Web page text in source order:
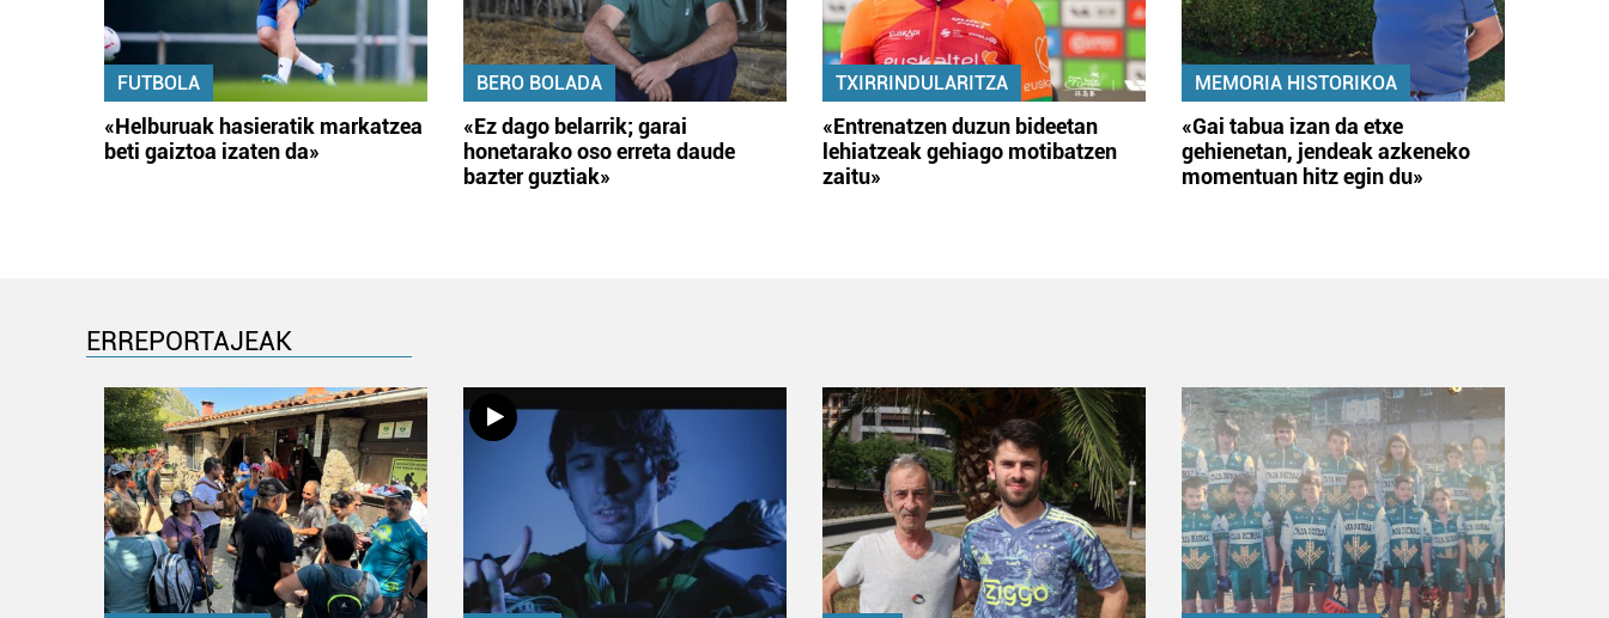
FUTBOLA
«Helburuak hasieratik markatzea
beti gaiztoa izaten da»
BERO BOLADA
«Ez dago belarrik; garai
honetarako oso erreta daude
bazter guztiak»
TXIRRINDULARITZA
«Entrenatzen duzun bideetan
lehiatzeak gehiago motibatzen
zaitu»
MEMORIA HISTORIKOA
«Gai tabua izan da etxe
gehienetan, jendeak azkeneko
momentuan hitz egin du»
ERREPORTAJEAK